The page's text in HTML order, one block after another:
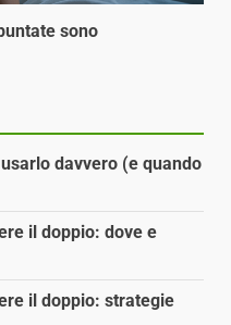
sono
davvero (e quando
il doppio: dove e
il doppio: strategie